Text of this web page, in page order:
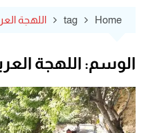
Home
tag اللهجة
الوسم: اللهجة